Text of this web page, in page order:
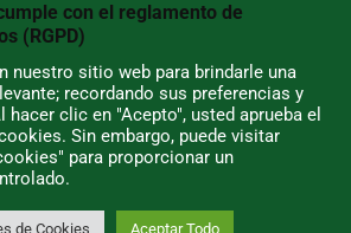
AHL Informática
con el reglamento de
(RGPD)
nuestro sitio web para brindarle una
recordando sus preferencias y
clic en "Acepto", usted aprueba el
Sin embargo, puede visitar
para proporcionar un
de Cookies Aceptar Todo